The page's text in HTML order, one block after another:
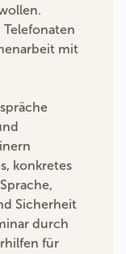
mit
konkretes
Sicherheit
durch
für